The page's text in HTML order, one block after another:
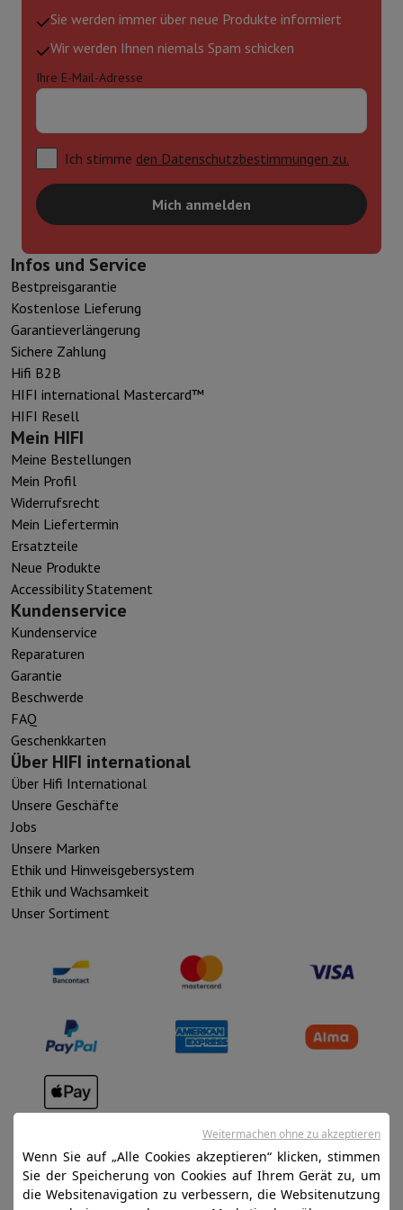
Sie werden immer über neue Produkte informiert
Wir werden Ihnen niemals Spam schicken
Ihre E-Mail-Adresse
Ich stimme den Datenschutzbestimmungen zu.
Mich anmelden
Infos und Service
Bestpreisgarantie
Kostenlose Lieferung
Garantieverlängerung
Sichere Zahlung
Hifi B2B
HIFI international Mastercard™
HIFI Resell
Mein HIFI
Meine Bestellungen
Mein Profil
Widerrufsrecht
Mein Liefertermin
Ersatzteile
Neue Produkte
Accessibility Statement
Kundenservice
Kundenservice
Reparaturen
Garantie
Beschwerde
FAQ
Geschenkkarten
Über HIFI international
Über Hifi International
Unsere Geschäfte
Jobs
Unsere Marken
Ethik und Hinweisgebersystem
Ethik und Wachsamkeit
Unser Sortiment
Datenschutz
Disclaimer
Wenn Sie auf „Alle Cookies akzeptieren“ klicken, stimmen
Sie der Speicherung von Cookies auf Ihrem Gerät zu, um
die Websitenavigation zu verbessern, die Websitenutzung
Weitermachen ohne zu akzeptieren